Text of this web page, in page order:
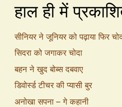
हाल ही में
सीनियर ने जूनियर को पढ़ाया फिर
सिदरा को जगाकर चोदा
बहन ने खुद बोब्स दबवाए
डिवोर्स्ड टीचर की प्यासी बुर
अनोखा सपना – गे कहानी